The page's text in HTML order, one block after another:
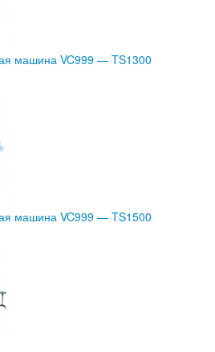
машина VC999 — TS1300
машина VC999 — TS1500